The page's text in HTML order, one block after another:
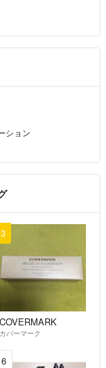
ション
3
COVERMARK
カバーマーク
6